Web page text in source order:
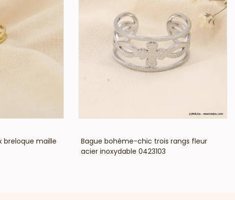
breloque maille
Bague bohème-chic trois rangs fleur
acier inoxydable 0423103